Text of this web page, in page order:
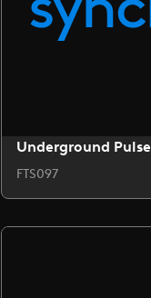
Underground Pulse
FTS097